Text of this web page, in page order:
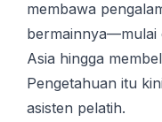
membawa
bermainnya—mulai
Asia hingga
Pengetahuan itu
asisten pelatih.